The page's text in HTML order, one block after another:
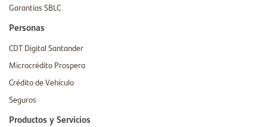
Garantías SBLC
Personas
CDT Digital Santander
Microcrédito Prospera
Crédito de Vehículo
Seguros
Productos y Servicios